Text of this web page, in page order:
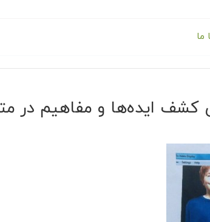
ما
ایده‌ها و مفاهیم در متلب